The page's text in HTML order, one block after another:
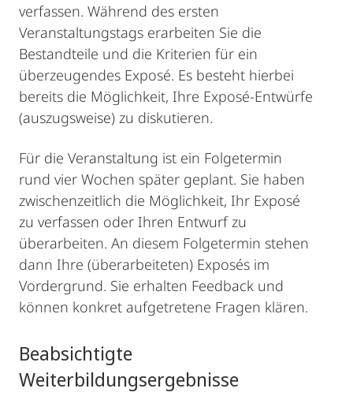
verfassen. Während des ersten
Veranstaltungstags erarbeiten Sie die
Bestandteile und die Kriterien für ein
überzeugendes Exposé. Es besteht hierbei
bereits die Möglichkeit, Ihre Exposé-Entwürfe
(auszugsweise) zu diskutieren.
Für die Veranstaltung ist ein Folgetermin
rund vier Wochen später geplant. Sie haben
zwischenzeitlich die Möglichkeit, Ihr Exposé
zu verfassen oder Ihren Entwurf zu
überarbeiten. An diesem Folgetermin stehen
dann Ihre (überarbeiteten) Exposés im
Vordergrund. Sie erhalten Feedback und
können konkret aufgetretene Fragen klären.
Beabsichtigte
Weiterbildungsergebnisse